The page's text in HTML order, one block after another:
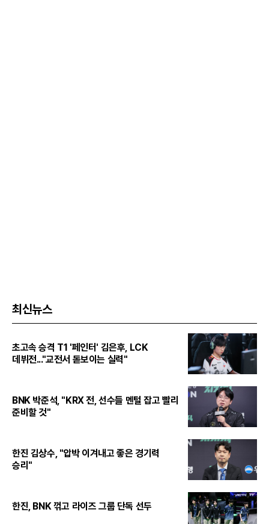
최신뉴스
초고속 승격 T1 '페인터' 김은후, LCK
데뷔전..."교전서 돋보이는 실력"
BNK 박준석, "KRX 전, 선수들 멘털 잡고 빨리
준비할 것"
한진 김상수, "압박 이겨내고 좋은 경기력
승리"
한진, BNK 꺾고 라이즈 그룹 단독 선두